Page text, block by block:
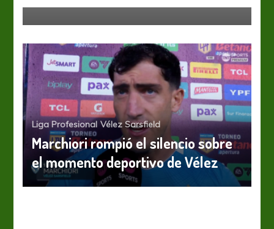
Liga Profesional Vélez Sarsfield
Marchiori rompió el silencio sobre
el momento deportivo de Vélez